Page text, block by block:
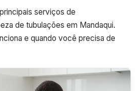
serviços de
de tubulações em Mandaqui.
e quando você precisa de